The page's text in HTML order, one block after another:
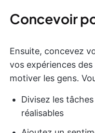
Concevoir
Ensuite, concevez
vos expériences
motiver les gens.
Divisez les
réalisables